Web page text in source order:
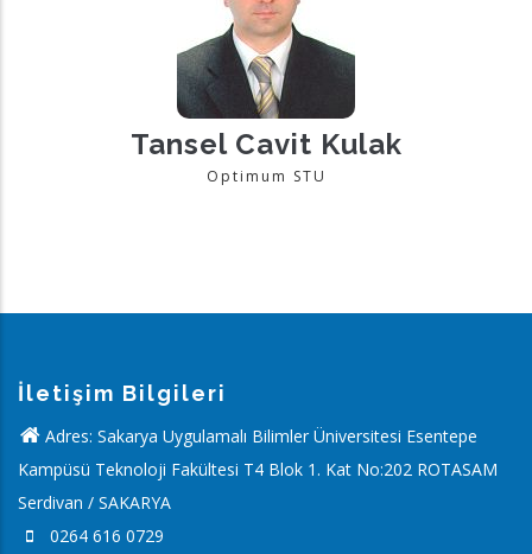
Tansel Cavit Kulak
Optimum STU
İletişim Bilgileri
Adres: Sakarya Uygulamalı Bilimler Üniversitesi Esentepe
Kampüsü Teknoloji Fakültesi T4 Blok 1. Kat No:202 ROTASAM
Serdivan / SAKARYA
0264 616 0729